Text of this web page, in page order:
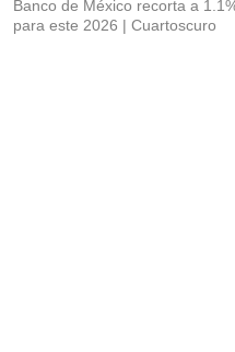
Banco de México recorta a
para este 2026
Cuartoscuro